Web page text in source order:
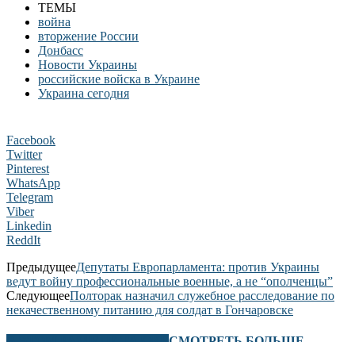
ТЕМЫ
война
вторжение России
Донбасс
Новости Украины
российские войска в Украине
Украина сегодня
Facebook
Twitter
Pinterest
WhatsApp
Telegram
Viber
Linkedin
ReddIt
ПредыдущееДепутаты Европарламента: против Украины
ведут войну профессиональные военные, а не “ополченцы”
СледующееПолторак назначил служебное расследование по
некачественному питанию для солдат в Гончаровске